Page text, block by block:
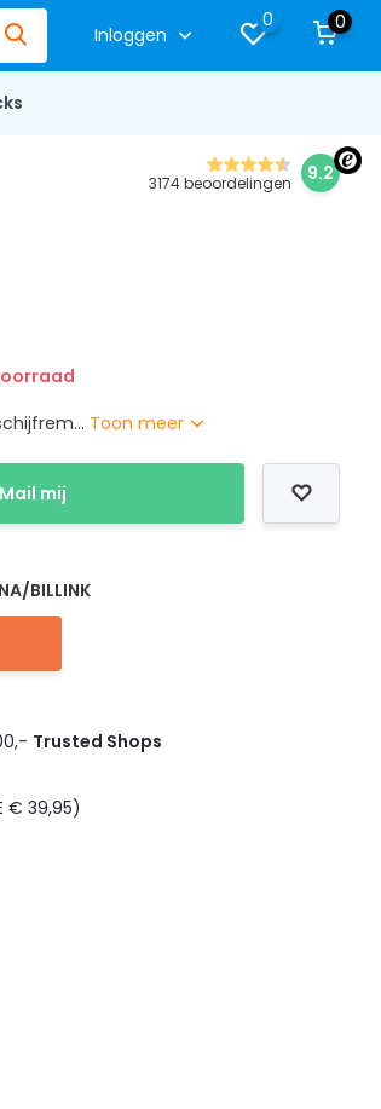
Inloggen
0 0
3174 beoordelingen 9.2
Toon meer
Mail mij
BILLINK
Trusted Shops
€ 39,95)